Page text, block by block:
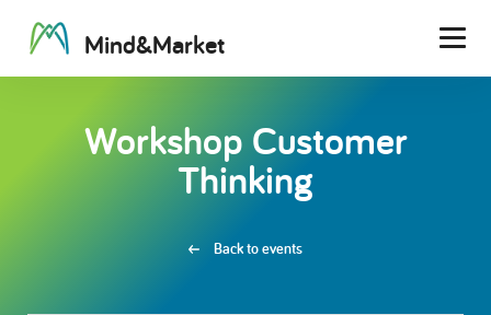
Mind&Market
Workshop Customer
Thinking
Back to events